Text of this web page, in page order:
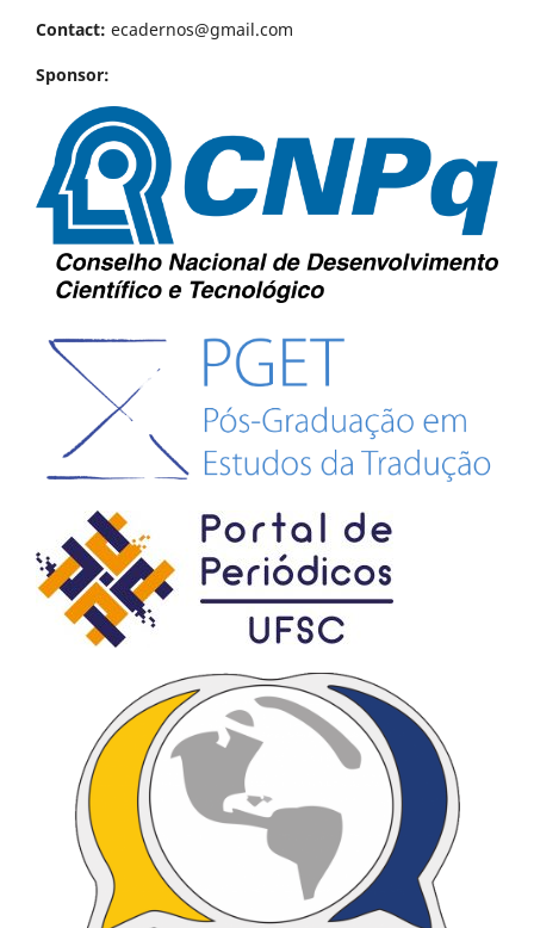
Contact: ecadernos@gmail.com
Sponsor: